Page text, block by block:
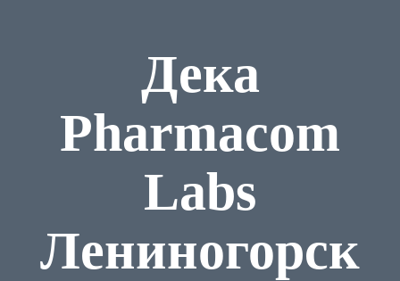
Дека
Pharmacom
Labs
Лениногорск